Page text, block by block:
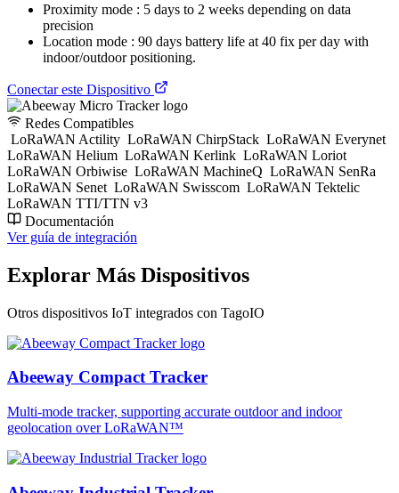
Proximity mode : 5 days to 2 weeks depending on data
precision
Location mode : 90 days battery life at 40 fix per day with
indoor/outdoor positioning.
Conectar este Dispositivo
Redes Compatibles
LoRaWAN Actility LoRaWAN ChirpStack LoRaWAN Everynet
LoRaWAN Helium LoRaWAN Kerlink LoRaWAN Loriot
LoRaWAN Orbiwise LoRaWAN MachineQ LoRaWAN SenRa
LoRaWAN Senet LoRaWAN Swisscom LoRaWAN Tektelic
LoRaWAN TTI/TTN v3
Documentación
Ver guía de integración
Explorar Más Dispositivos
Otros dispositivos IoT integrados con TagoIO
Abeeway Compact Tracker
Multi-mode tracker, supporting accurate outdoor and indoor
geolocation over LoRaWAN™